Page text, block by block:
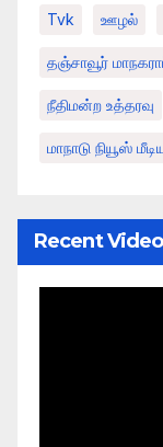
Tvk ஊழல்
தஞ்சாவூர்
நீதிமன்ற உத்தரவு
மாநாடு நியூஸ்
Recent Video